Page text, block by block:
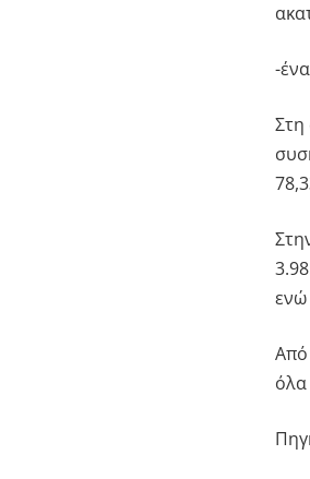
-
Στη
ενώ
Από
όλα